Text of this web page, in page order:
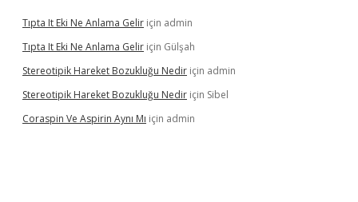
Tıpta It Eki Ne Anlama Gelir için admin
Tıpta It Eki Ne Anlama Gelir için Gülşah
Stereotipik Hareket Bozukluğu Nedir için admin
Stereotipik Hareket Bozukluğu Nedir için Sibel
Coraspin Ve Aspirin Aynı Mı için admin